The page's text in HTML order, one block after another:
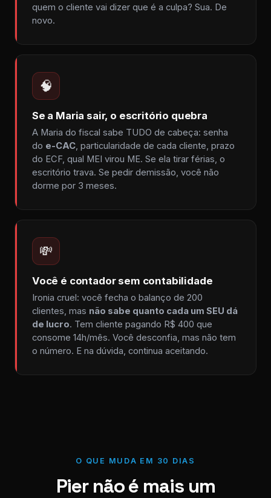
quem o cliente vai dizer que é a culpa? Sua. De
novo.
🧠
Se a Maria sair, o escritório quebra
A Maria do fiscal sabe TUDO de cabeça: senha
do e-CAC, particularidade de cada cliente, prazo
do ECF, qual MEI virou ME. Se ela tirar férias, o
escritório trava. Se pedir demissão, você não
dorme por 3 meses.
💸
Você é contador sem contabilidade
Ironia cruel: você fecha o balanço de 200
clientes, mas não sabe quanto cada um SEU dá
de lucro. Tem cliente pagando R$ 400 que
consome 14h/mês. Você desconfia, mas não tem
o número. E na dúvida, continua aceitando.
O QUE MUDA EM 30 DIAS
Pier não é mais um